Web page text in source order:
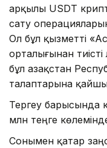
арқылы USDT
сату
Ол бұл қызметті
орталығынан
бұл Қазақстан
талаптарына қайшы
Тергеу барысында
млн теңге
Сонымен қатар